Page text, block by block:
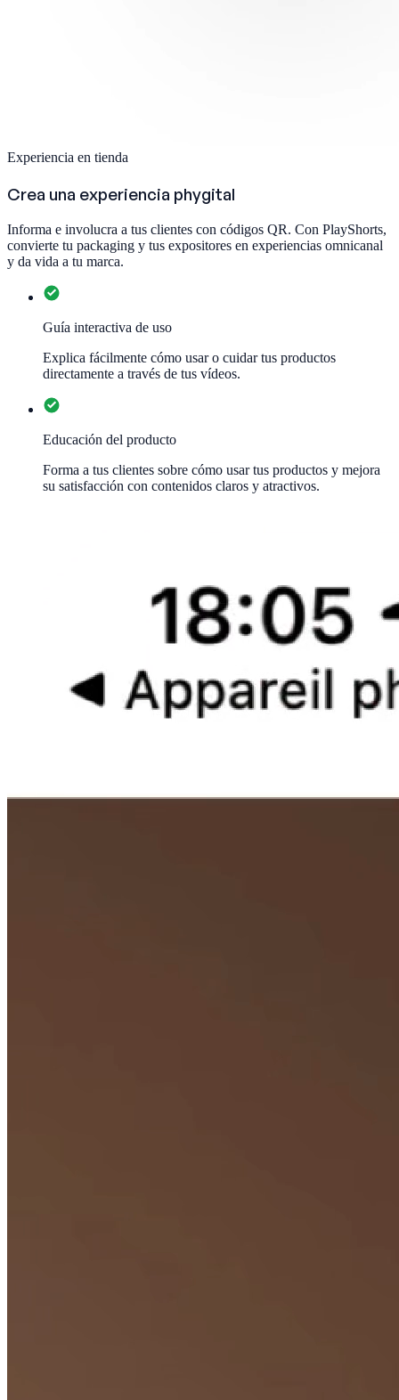
Experiencia en tienda
Crea una experiencia phygital
Informa e involucra a tus clientes con códigos QR. Con PlayShorts,
convierte tu packaging y tus expositores en experiencias omnicanal
y da vida a tu marca.
Guía interactiva de uso
Explica fácilmente cómo usar o cuidar tus productos
directamente a través de tus vídeos.
Educación del producto
Forma a tus clientes sobre cómo usar tus productos y mejora
su satisfacción con contenidos claros y atractivos.